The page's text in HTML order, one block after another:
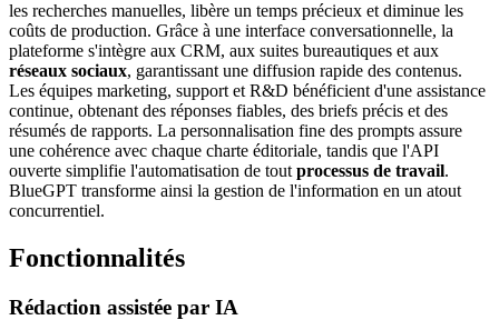
les recherches manuelles, libère un temps précieux et diminue les
coûts de production. Grâce à une interface conversationnelle, la
plateforme s'intègre aux CRM, aux suites bureautiques et aux
réseaux sociaux, garantissant une diffusion rapide des contenus.
Les équipes marketing, support et R&D bénéficient d'une assistance
continue, obtenant des réponses fiables, des briefs précis et des
résumés de rapports. La personnalisation fine des prompts assure
une cohérence avec chaque charte éditoriale, tandis que l'API
ouverte simplifie l'automatisation de tout processus de travail.
BlueGPT transforme ainsi la gestion de l'information en un atout
concurrentiel.
Fonctionnalités
Rédaction assistée par IA